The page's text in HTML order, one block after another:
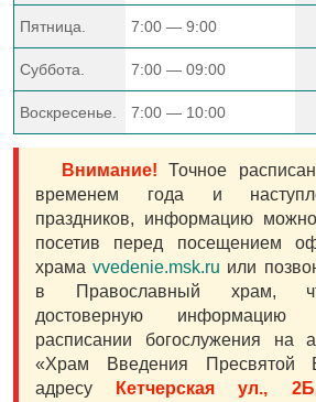
Пятница. 7:00 — 9:00
Суббота. 7:00 — 09:00
Воскресенье. 7:00 — 10:00
Внимание! Точное
временем года и
праздников, информацию можно
посетив перед посещением
храмаvvedenie.msk.ru или
в Православный храм,
достоверную
расписании богослужения на
«Храм Введения Пресвятой
адресу
Кетчерская ул.,